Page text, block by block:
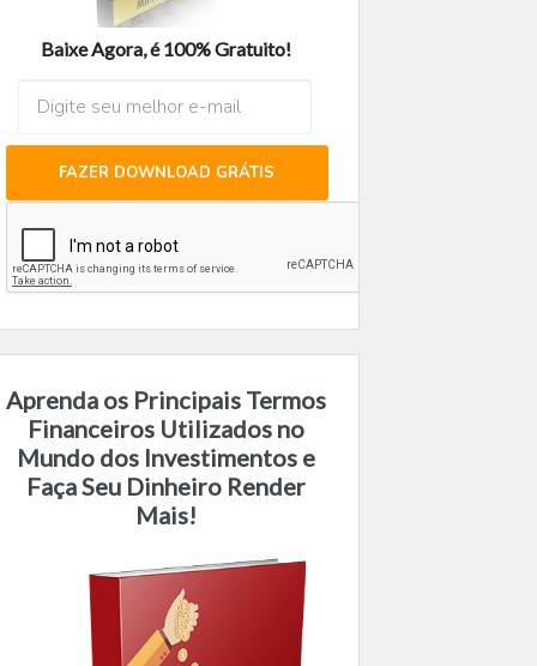
Baixe Agora, é 100% Gratuito!
FAZER DOWNLOAD GRÁTIS
Aprenda os Principais Termos
Financeiros Utilizados no
Mundo dos Investimentos e
Faça Seu Dinheiro Render
Mais!